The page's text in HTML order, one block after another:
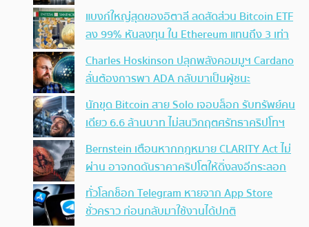
แบงก์ใหญ่สุดของอิตาลี ลดสัดส่วน Bitcoin ETF
ลง 99% หันลงทุน ใน Ethereum แทนถึง 3 เท่า
Charles Hoskinson ปลุกพลังคอมมูฯ Cardano
ลั่นต้องการพา ADA กลับมาเป็นผู้ชนะ
นักขุด Bitcoin สาย Solo เจอบล็อก รับทรัพย์คน
เดียว 6.6 ล้านบาท ไม่สนวิกฤตศรัทธาคริปโทฯ
Bernstein เตือนหากกฎหมาย CLARITY Act ไม่
ผ่าน อาจกดดันราคาคริปโตให้ดิ่งลงอีกระลอก
ทั่วโลกช็อก Telegram หายจาก App Store
ชั่วคราว ก่อนกลับมาใช้งานได้ปกติ